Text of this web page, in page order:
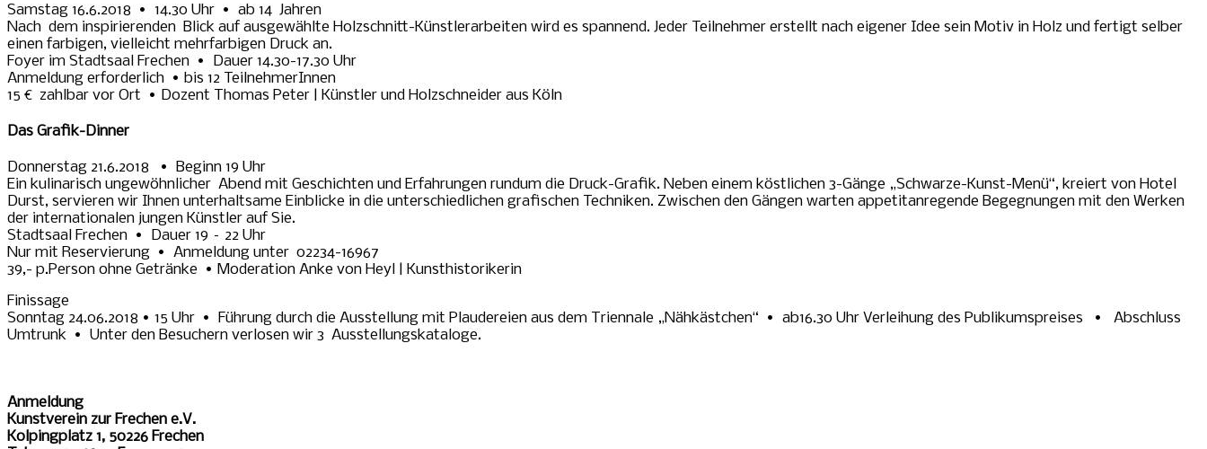
Samstag 16.6.2018 • 14.30 Uhr • ab 14 Jahren
Nach dem inspirierenden Blick auf ausgewählte Holzschnitt-Künstlerarbeiten wird es spannend. Jeder Teilnehmer erstellt nach eigener Idee sein Motiv in Holz und fertigt selber
einen farbigen, vielleicht mehrfarbigen Druck an.
Foyer im Stadtsaal Frechen • Dauer 14.30-17.30 Uhr
Anmeldung erforderlich • bis 12 TeilnehmerInnen
15 € zahlbar vor Ort • Dozent Thomas Peter | Künstler und Holzschneider aus Köln
Das Grafik-Dinner
Donnerstag 21.6.2018 • Beginn 19 Uhr
Ein kulinarisch ungewöhnlicher Abend mit Geschichten und Erfahrungen rundum die Druck-Grafik. Neben einem köstlichen 3-Gänge „Schwarze-Kunst-Menü“, kreiert von Hotel
Durst, servieren wir Ihnen unterhaltsame Einblicke in die unterschiedlichen grafischen Techniken. Zwischen den Gängen warten appetitanregende Begegnungen mit den Werken
der internationalen jungen Künstler auf Sie.
Stadtsaal Frechen • Dauer 19 – 22 Uhr
Nur mit Reservierung • Anmeldung unter 02234-16967
39,- p.Person ohne Getränke • Moderation Anke von Heyl | Kunsthistorikerin
Finissage
Sonntag 24.06.2018 • 15 Uhr • Führung durch die Ausstellung mit Plaudereien aus dem Triennale „Nähkästchen“ • ab16.30 Uhr Verleihung des Publikumspreises • Abschluss
Umtrunk • Unter den Besuchern verlosen wir 3 Ausstellungskataloge.
Anmeldung
Kunstverein zur Frechen e.V.
Kolpingplatz 1, 50226 Frechen